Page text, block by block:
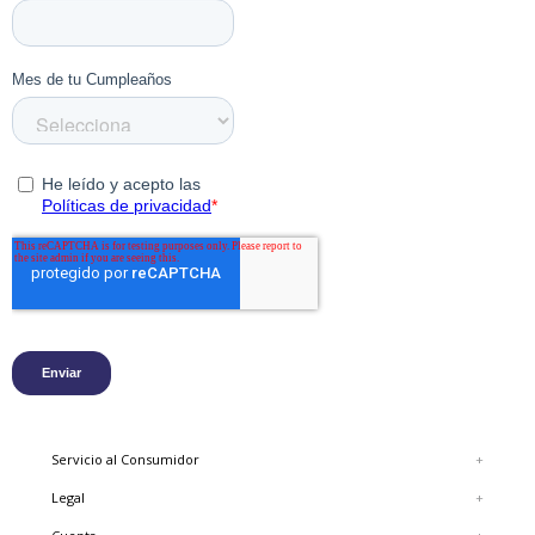
Forro: 70% Cuero y 30% Poliester.
Suela: Goma
Tipo de ajuste: Cordones
Color: Café
Servicio al Consumidor +
Legal +